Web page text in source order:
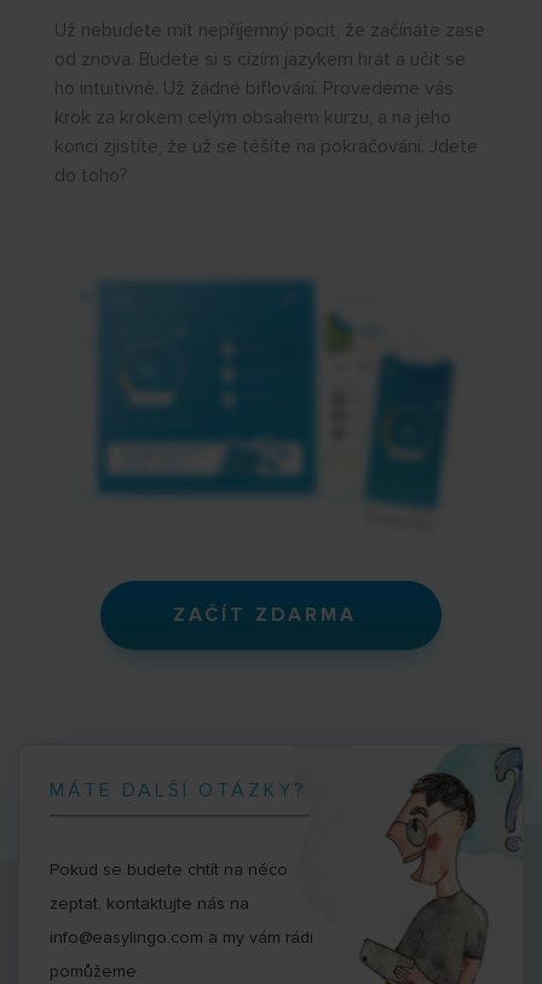
Už nebudete mít nepříjemný pocit, že začínáte zase
od znova. Budete si s cizím jazykem hrát a učit se
ho intuitivně. Už žádné biflování. Provedeme vás
krok za krokem celým obsahem kurzu, a na jeho
konci zjistíte, že už se těšíte na pokračování. Jdete
do toho?
ZAČÍT ZDARMA
MÁTE DALŠÍ OTÁZKY?
Pokud se budete chtít na něco
zeptat, kontaktujte nás na
info@easylingo.com a my vám rádi
pomůžeme.